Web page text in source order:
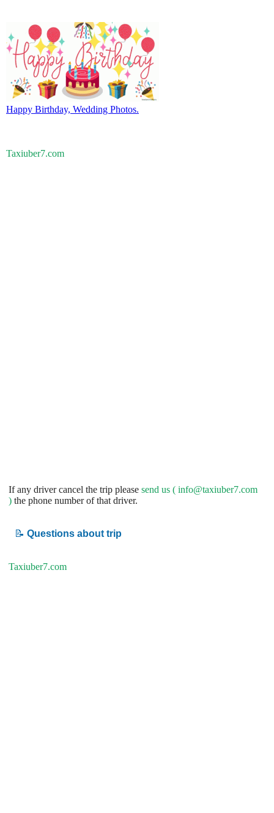
Happy Birthday, Wedding Photos.
Taxiuber7.com
If any driver cancel the trip please send us ( info@taxiuber7.com
) the phone number of that driver.
📝 Questions about trip
Taxiuber7.com